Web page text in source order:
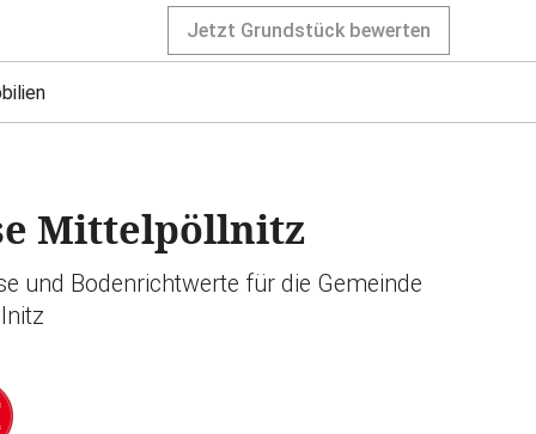
Jetzt Grundstück bewerten
Mittelpöllnitz
und Bodenrichtwerte für die Gemeinde